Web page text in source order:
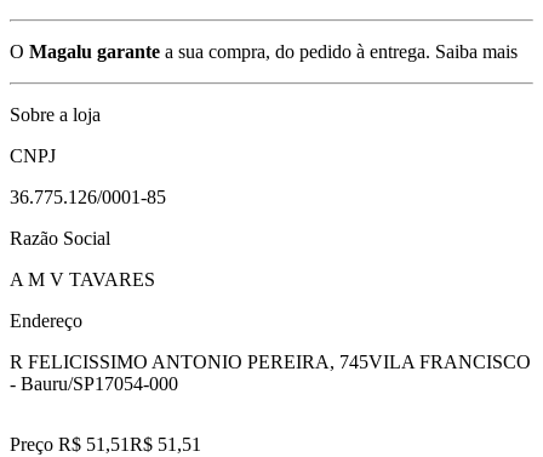
O Magalu garante a sua compra, do pedido à entrega. Saiba mais
Sobre a loja
CNPJ
36.775.126/0001-85
Razão Social
A M V TAVARES
Endereço
R FELICISSIMO ANTONIO PEREIRA, 745VILA FRANCISCO
- Bauru/SP17054-000
Preço R$ 51,51R$ 51 ,51